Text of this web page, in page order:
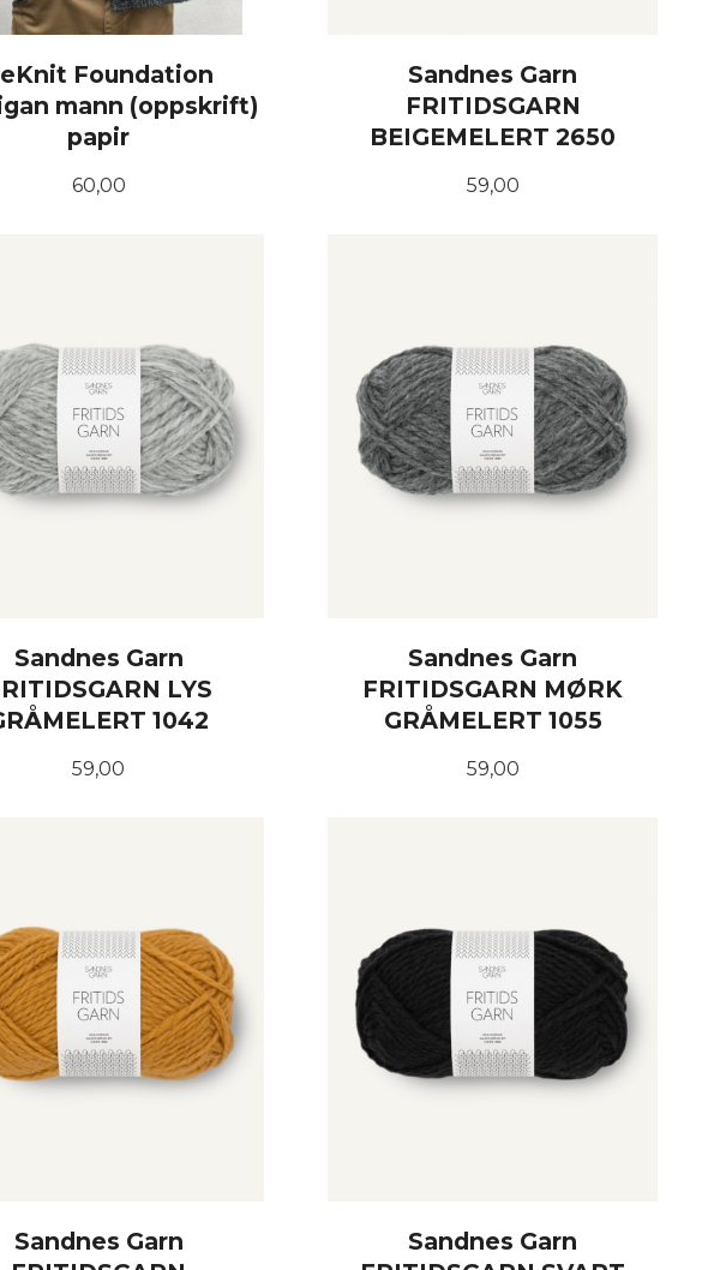
Foundation
mann (oppskrift)
papir
Pris
60,00
Sandnes Garn
FRITIDSGARN
BEIGEMELERT 2650
Pris
59,00
Sandnes Garn
LYS
1042
Pris
59,00
Sandnes Garn
FRITIDSGARN MØRK
GRÅMELERT 1055
Pris
59,00
Sandnes Garn
Sandnes Garn